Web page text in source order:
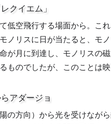
クイエム」
低空飛行する場面から。こ
ノリスに日が当たると、モ
が月に到達し、モノリスの
ものでしたが、このことは
アダージョ
の方向）から光を受けなが